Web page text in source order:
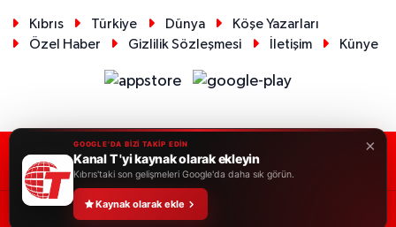
Kıbrıs Türkiye Dünya
Köşe Yazarları
Özel Haber
Gizlilik Sözleşmesi İletişim Künye
RSS Copyright © 2026. Her hakkı saklıdır.
Haber Yazılımı:
×
GOOGLE'DA BİZİ TAKİP EDİN
Kanal T 'yi kaynak olarak ekleyin
Kıbrıs'taki son gelişmeleri Google'da daha sık görün.
Kaynak olarak ekle